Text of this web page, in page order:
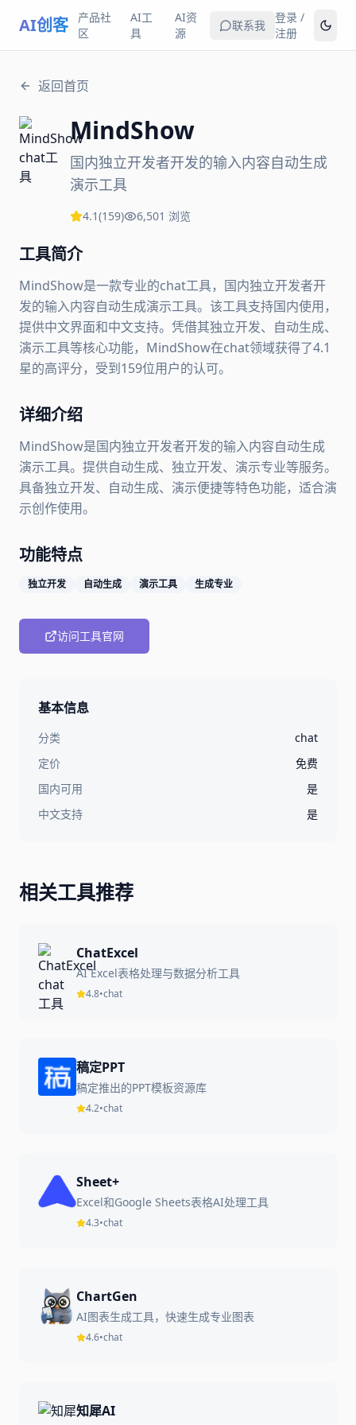
AI创客
产品社
区
AI工
具
AI资
源
联系我
登录 /
注册
返回首页
MindShow
国内独立开发者开发的输入内容自动生成
演示工具
4.1(159) 6,501 浏览
工具简介
MindShow是一款专业的chat工具，国内独立开发者开
发的输入内容自动生成演示工具。该工具支持国内使用，
提供中文界面和中文支持。凭借其独立开发、自动生成、
演示工具等核心功能，MindShow在chat领域获得了4.1
星的高评分，受到159位用户的认可。
详细介绍
MindShow是国内独立开发者开发的输入内容自动生成
演示工具。提供自动生成、独立开发、演示专业等服务。
具备独立开发、自动生成、演示便捷等特色功能，适合演
示创作使用。
功能特点
独立开发 自动生成 演示工具 生成专业
访问工具官网
基本信息
分类
chat
定价
免费
国内可用
是
中文支持
是
相关工具推荐
ChatExcel
AI Excel表格处理与数据分析工具
4.8•chat
稿定PPT
稿定推出的PPT模板资源库
4.2•chat
Sheet+
Excel和Google Sheets表格AI处理工具
4.3•chat
ChartGen
AI图表生成工具，快速生成专业图表
4.6•chat
知犀AI